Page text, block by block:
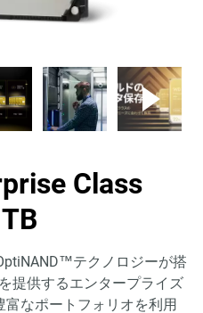
Class
テクノロジーが搭
提供するエンタープライズ
なポートフォリオを利用